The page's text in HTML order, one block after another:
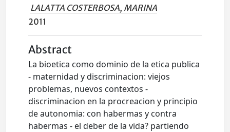
LALATTA COSTERBOSA, MARINA
2011
Abstract
La bioetica como dominio de la etica publica
- maternidad y discriminacion: viejos
problemas, nuevos contextos -
discriminacion en la procreacion y principio
de autonomia: con habermas y contra
habermas - el deber de la vida? partiendo